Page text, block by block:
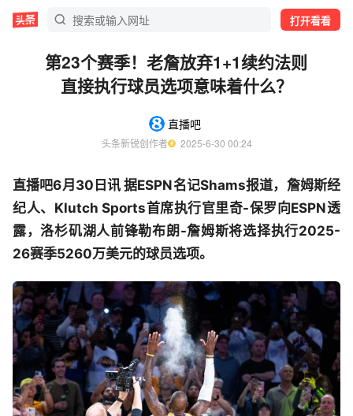
打开看看
第23个赛季！老詹放弃1+1续约法则
直接执行球员选项意味着什么？
直播吧
头条新锐创作者
  2025-6-30 00:24
直播吧6月30日讯 据ESPN名记Shams报道，詹姆斯经
纪人、Klutch Sports首席执行官里奇-保罗向ESPN透
露，洛杉矶湖人前锋勒布朗-詹姆斯将选择执行2025-
26赛季5260万美元的球员选项。